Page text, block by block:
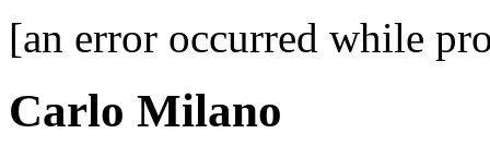
[an error occurred while
Carlo Milano